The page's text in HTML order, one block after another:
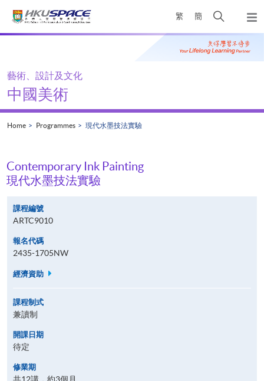
繁 簡
Open
search
panel
Main
藝術、設計及文化
中國美術
Home Programmes 現代水墨技法實驗
Contemporary Ink Painting
現代水墨技法實驗
課程編號
ARTC9010
報名代碼
2435-1705NW
經濟資助
課程制式
兼讀制
開課日期
待定
修業期
共12講，約3個月